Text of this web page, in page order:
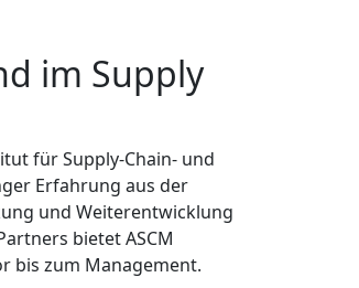
im Supply
für Supply-Chain- und
Erfahrung aus der
und Weiterentwicklung
bietet ASCM
bis zum Management.